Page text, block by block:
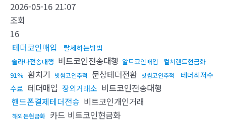
2026-05-16 21:07
조회
16
테더코인매입
탈세하는방법
솔라나전송대행 비트코인전송대행 알트코인매입
컬쳐랜드현금화
91% 환치기 빗썸코인추적 문상테더전환 빗썸코인추적
테더최저수
수료 테더매입 장외거래소 비트코인전송대행
핸드폰결제테더전송 비트코인개인거래
해외돈현금화 카드 비트코인현금화